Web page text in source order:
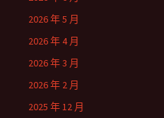
2026 年 5 月
2026 年 4 月
2026 年 3 月
2026 年 2 月
2025 年 12 月